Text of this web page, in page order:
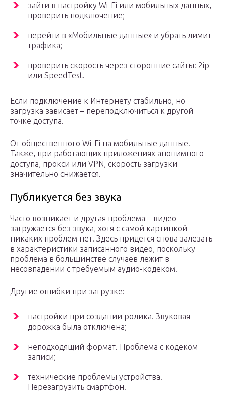
зайти в настройку Wi-Fi или мобильных данных,
проверить подключение;
перейти в «Мобильные данные» и убрать лимит
трафика;
проверить скорость через сторонние сайты: 2ip
или SpeedTest.
Если подключение к Интернету стабильно, но
загрузка зависает – переподключиться к другой
точке доступа.
От общественного Wi-Fi на мобильные данные.
Также, при работающих приложениях анонимного
доступа, прокси или VPN, скорость загрузки
значительно снижается.
Публикуется без звука
Часто возникает и другая проблема – видео
загружается без звука, хотя с самой картинкой
никаких проблем нет. Здесь придется снова залезать
в характеристики записанного видео, поскольку
проблема в большинстве случаев лежит в
несовпадении с требуемым аудио-кодеком.
Другие ошибки при загрузке:
настройки при создании ролика. Звуковая
дорожка была отключена;
неподходящий формат. Проблема с кодеком
записи;
технические проблемы устройства.
Перезагрузить смартфон.